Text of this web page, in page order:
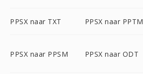
PPSX naar TXT PPSX naar PPTM
PPSX naar PPSM PPSX naar ODT